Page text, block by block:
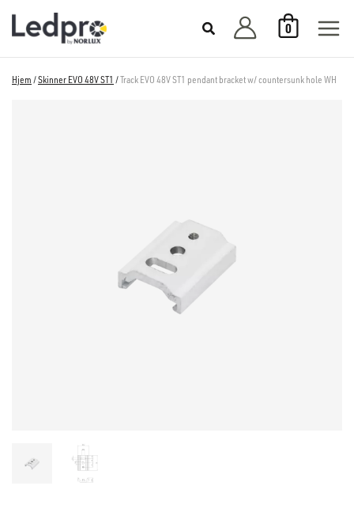
rett
0
Hjem /Skinner EVO 48V ST1 /Track EVO 48V ST1 pendant bracket w/ countersunk hole WH